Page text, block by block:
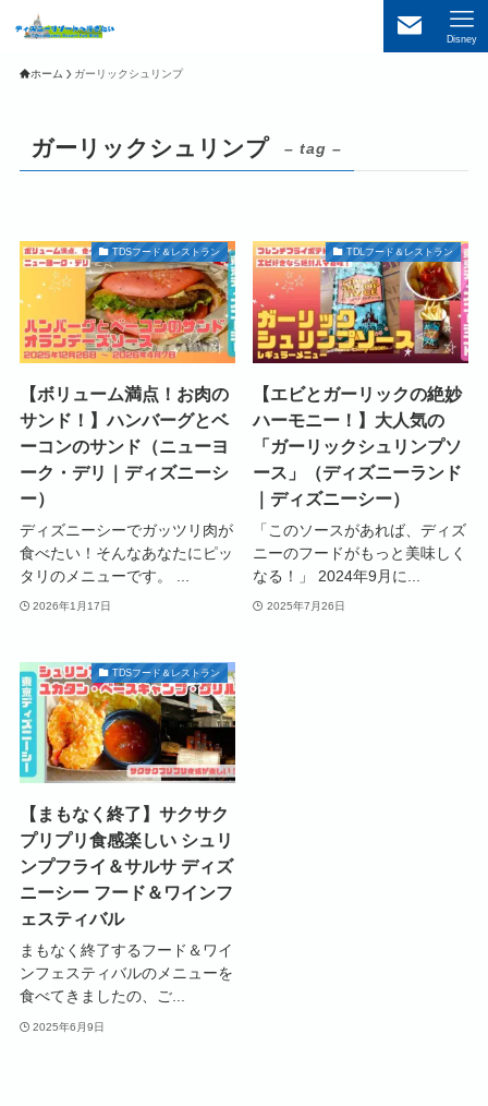
Disney
ホーム ガーリックシュリンプ
ガーリックシュリンプ – tag –
TDSフード＆レストラン
【ボリューム満点！お肉の
サンド！】ハンバーグとベ
ーコンのサンド（ニューヨ
ーク・デリ｜ディズニーシ
ー）
ディズニーシーでガッツリ肉が
食べたい！そんなあなたにピッ
タリのメニューです。 ...
2026年1月17日
TDLフード＆レストラン
【エビとガーリックの絶妙
ハーモニー！】大人気の
「ガーリックシュリンプソ
ース」（ディズニーランド
｜ディズニーシー）
「このソースがあれば、ディズ
ニーのフードがもっと美味しく
なる！」 2024年9月に...
2025年7月26日
TDSフード＆レストラン
【まもなく終了】サクサク
プリプリ食感楽しい シュリ
ンプフライ＆サルサ ディズ
ニーシー フード＆ワインフ
ェスティバル
まもなく終了するフード＆ワイ
ンフェスティバルのメニューを
食べてきましたの、ご...
2025年6月9日